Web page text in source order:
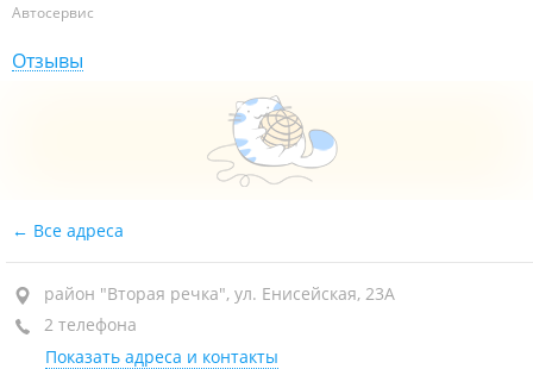
Автосервис
Отзывы
Все адреса
район "Вторая речка", ул. Енисейская, 23А
2 телефона
Показать адреса и контакты